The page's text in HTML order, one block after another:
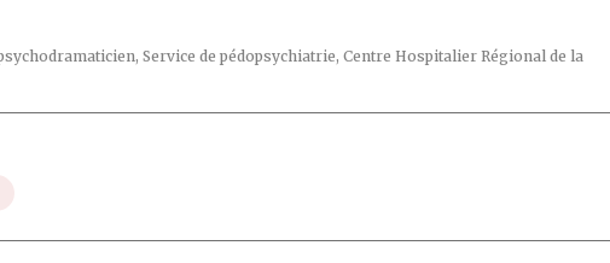
Service de pédopsychiatrie, Centre Hospitalier Régional de la